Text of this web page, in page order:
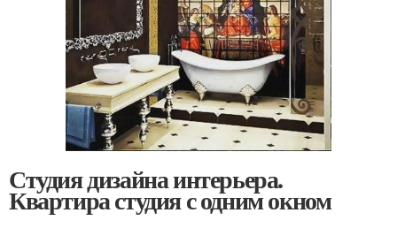
Студия дизайна интерьера.
Квартира студия с одним окном